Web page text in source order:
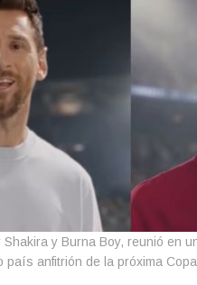
y Burna Boy, reunió en
anfitrión de la próxima